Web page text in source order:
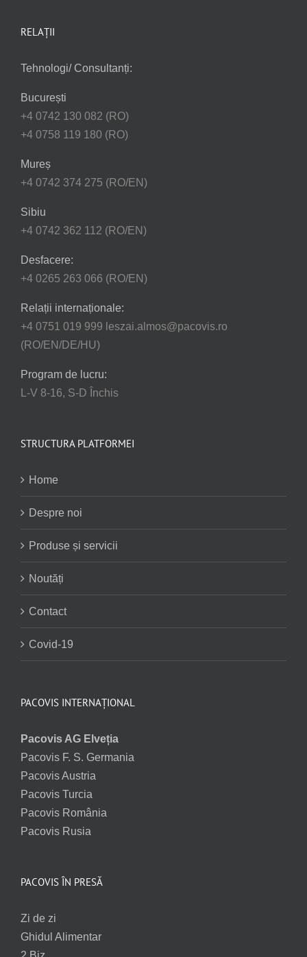
RELAȚII
Tehnologi/ Consultanți:
București
+4 0742 130 082 (RO)
+4 0758 119 180 (RO)
Mureș
+4 0742 374 275 (RO/EN)
Sibiu
+4 0742 362 112 (RO/EN)
Desfacere:
+4 0265 263 066 (RO/EN)
Relații internaționale:
+4 0751 019 999 leszai.almos@pacovis.ro
(RO/EN/DE/HU)
Program de lucru:
L-V 8-16, S-D Închis
STRUCTURA PLATFORMEI
Home
Despre noi
Produse și servicii
Noutăți
Contact
Covid-19
PACOVIS INTERNAȚIONAL
Pacovis AG Elveția
Pacovis F. S. Germania
Pacovis Austria
Pacovis Turcia
Pacovis România
Pacovis Rusia
PACOVIS ÎN PRESĂ
Zi de zi
Ghidul Alimentar